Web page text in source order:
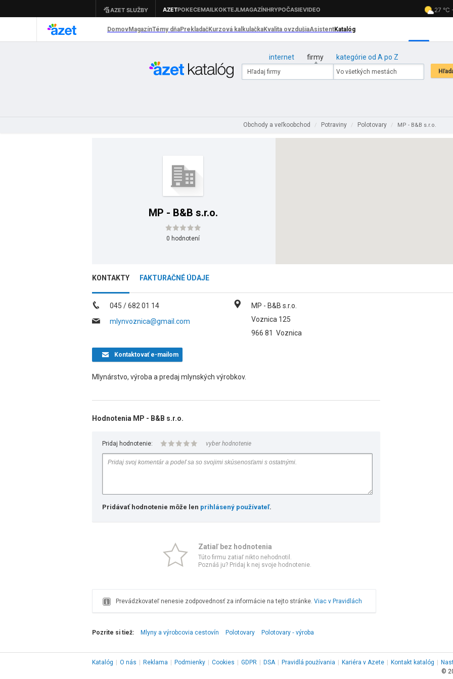
internet firmy kategórie od A po Z
Obchody a veľkoobchod / Potraviny / Polotovary / MP - B&B s.r.o.
MP - B&B s.r.o.
0 hodnotení
KONTAKTY FAKTURAČNÉ ÚDAJE
045 / 682 01 14
mlynvoznica@gmail.com
MP - B&B s.r.o.
Voznica 125
966 81 Voznica
Kontaktovaťe-mailom
Mlynárstvo, výroba a predaj mlynských výrobkov.
Hodnotenia MP - B&B s.r.o.
Pridaj hodnotenie: vyber hodnotenie
Pridávať hodnotenie môže len prihlásený používateľ.
Zatiaľ bez hodnotenia
Túto firmu zatiaľ nikto nehodnotil.
Poznáš ju? Pridaj k nej svoje hodnotenie.
Prevádzkovateľ nenesie zodpovednosť za informácie na tejto stránke. Viac v Pravidlách
Pozrite si tiež: Mlyny a výrobcovia cestovín Polotovary Polotovary ‑ výroba
Katalóg O nás Reklama Podmienky Cookies GDPR DSA Pravidlá používania Kariéra v Azete Kontakt katalóg
©